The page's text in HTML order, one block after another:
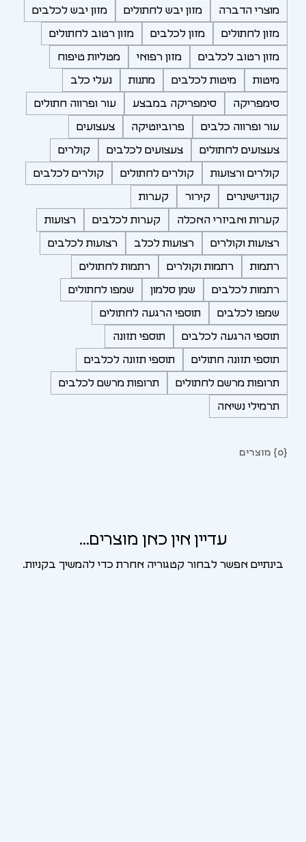
מוצרי הדברה מזון יבש לחתולים מזון יבש לכלבים
מזון לחתולים מזון לכלבים מזון רטוב לחתולים
מזון רטוב לכלבים מזון רפואי מטליות טיפוח
מיטות מיטות לכלבים מתנות נעלי כלב
סימפריקה סימפריקה במבצע עור ופרווה חתולים
עור ופרווה כלבים פרוביוטיקה צעצועים
צעצועים לחתולים צעצועים לכלבים קולרים
קולרים ורצועות קולרים לחתולים קולרים לכלבים
קונדישינרים קירור קערות
קערות ואביזרי האכלה קערות לכלבים רצועות
רצועות וקולרים רצועות לכלב רצועות לכלבים
רתמות רתמות וקולרים רתמות לחתולים
רתמות לכלבים שמן סלמון שמפו לחתולים
שמפו לכלבים תוספי הרגעה לחתולים
תוספי הרגעה לכלבים תוספי תזונה
תוספי תזונה חתולים תוספי תזונה לכלבים
תרופות מרשם לחתולים תרופות מרשם לכלבים
תרמילי נשיאה
{0} מוצרים
עדיין אין כאן מוצרים...
בינתיים אפשר לבחור קטגוריה אחרת כדי להמשיך בקניות.